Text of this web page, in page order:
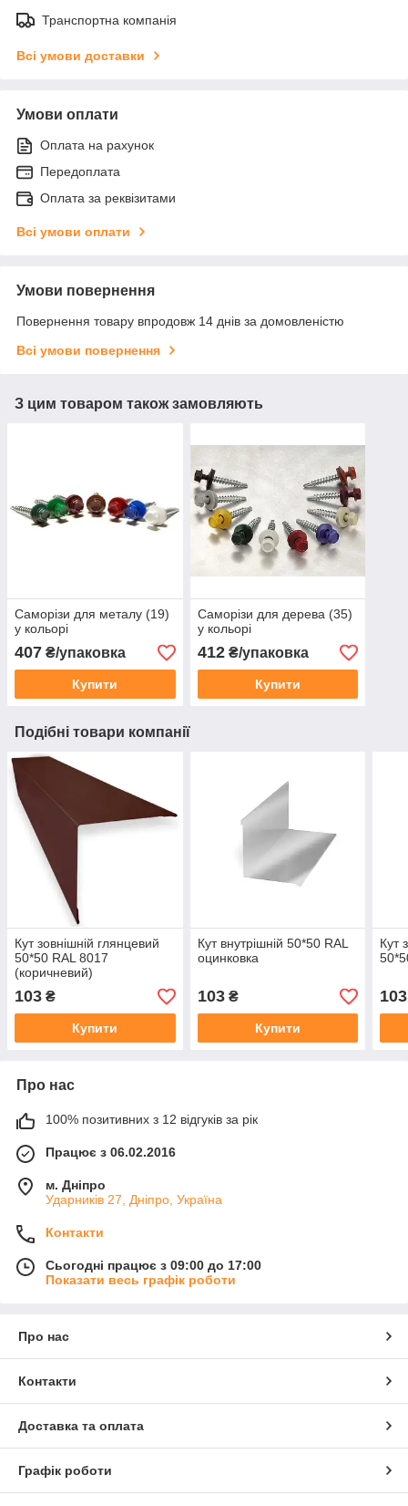
Транспортна компанія
Всі умови доставки
Умови оплати
Оплата на рахунок
Передоплата
Оплата за реквізитами
Всі умови оплати
Умови повернення
Повернення товару впродовж 14 днів за домовленістю
Всі умови повернення
З цим товаром також замовляють
Саморізи для металу (19)
у кольорі
407 ₴/упаковка
Купити
Саморізи для дерева (35)
у кольорі
412₴/упаковка
Купити
Подібні товари компанії
Кут зовнішній глянцевий
50*50 RAL 8017
(коричневий)
103 ₴
Купити
Кут внутрішній 50*50 RAL
оцинковка
103₴
Купити
Кут
103
Про нас
100% позитивних з 12 відгуків за рік
Працює з 06.02.2016
м. Дніпро
Ударників 27, Дніпро, Україна
Контакти
Сьогодні працює з 09:00 до 17:00
Показати весь графік роботи
Про нас
Контакти
Доставка та оплата
Графік роботи